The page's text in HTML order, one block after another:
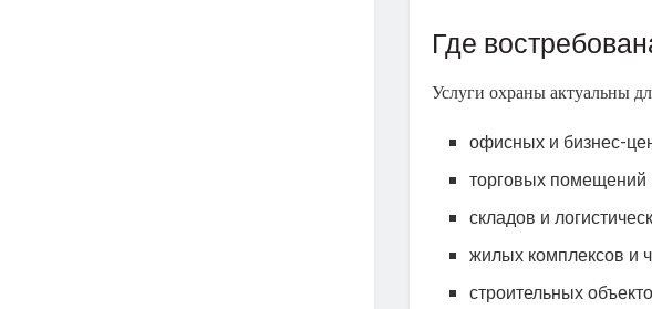
Где
Услуги охраны актуальны
офисных и бизнес-
торговых помещений
складов и
жилых комплексов и
строительных